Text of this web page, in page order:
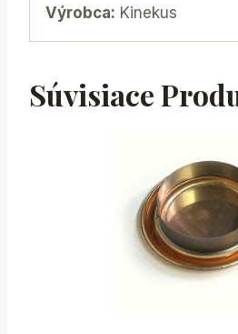
Výrobca: Kinekus
Súvisiace